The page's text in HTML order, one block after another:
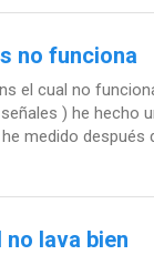
no funciona
el cual no
) he hecho
medido después
no lava bien